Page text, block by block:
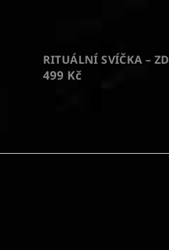
RITUÁLNÍ SVÍČKA –
499 Kč